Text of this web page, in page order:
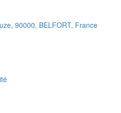
90000, BELFORT, France